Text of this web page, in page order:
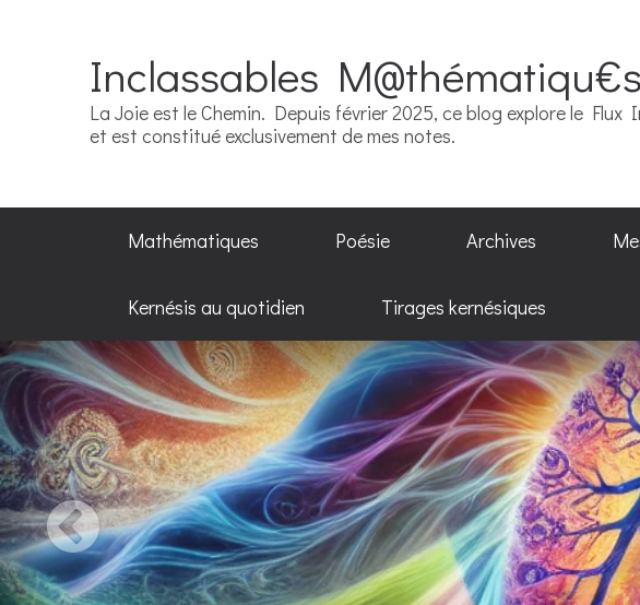
Inclassables M@thématiqu€s
La Joie est le Chemin. Depuis février 2025, ce blog explore le
et est constitué exclusivement de mes notes.
Mathématiques Poésie Archives
Kernésis au quotidien Tirages kernésiques